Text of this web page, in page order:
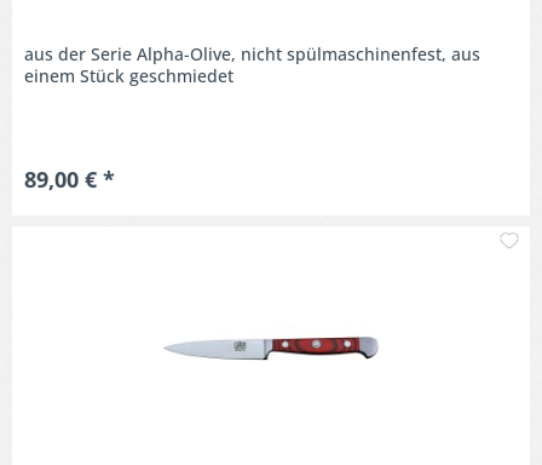
aus der Serie Alpha-Olive, nicht spülmaschinenfest, aus
einem Stück geschmiedet
89,00 € *